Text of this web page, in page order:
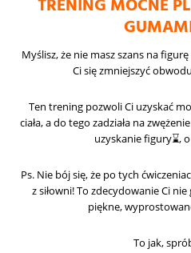
TRENING MOCNE
Myślisz, że nie masz szans na
Ci się zmniejszyć
Ten trening pozwoli Ci uzyskać
ciała, a do tego zadziała na
uzyskanie figury⌛,
Ps. Nie bój się, że po tych
z siłowni! To zdecydowanie Ci
piękne,
To jak,